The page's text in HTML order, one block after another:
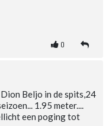
0
Beljo in de spits,24
1.95 meter....
een poging tot